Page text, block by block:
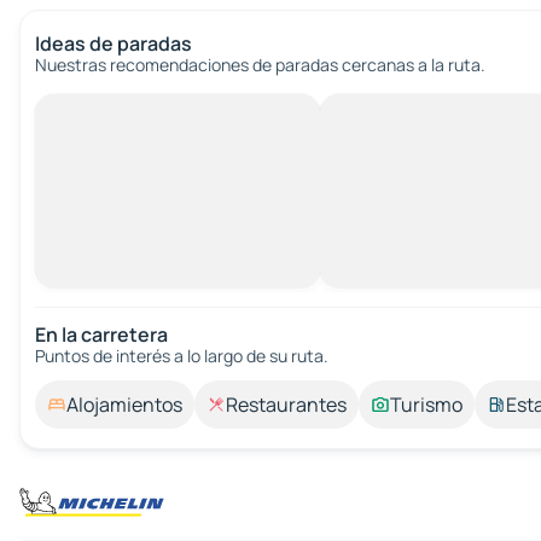
Ideas de paradas
Nuestras recomendaciones de paradas cercanas a la ruta.
En la carretera
Puntos de interés a lo largo de su ruta.
Alojamientos Restaurantes Turismo